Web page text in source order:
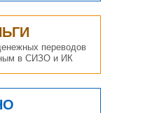
переводов
в СИЗО и ИК